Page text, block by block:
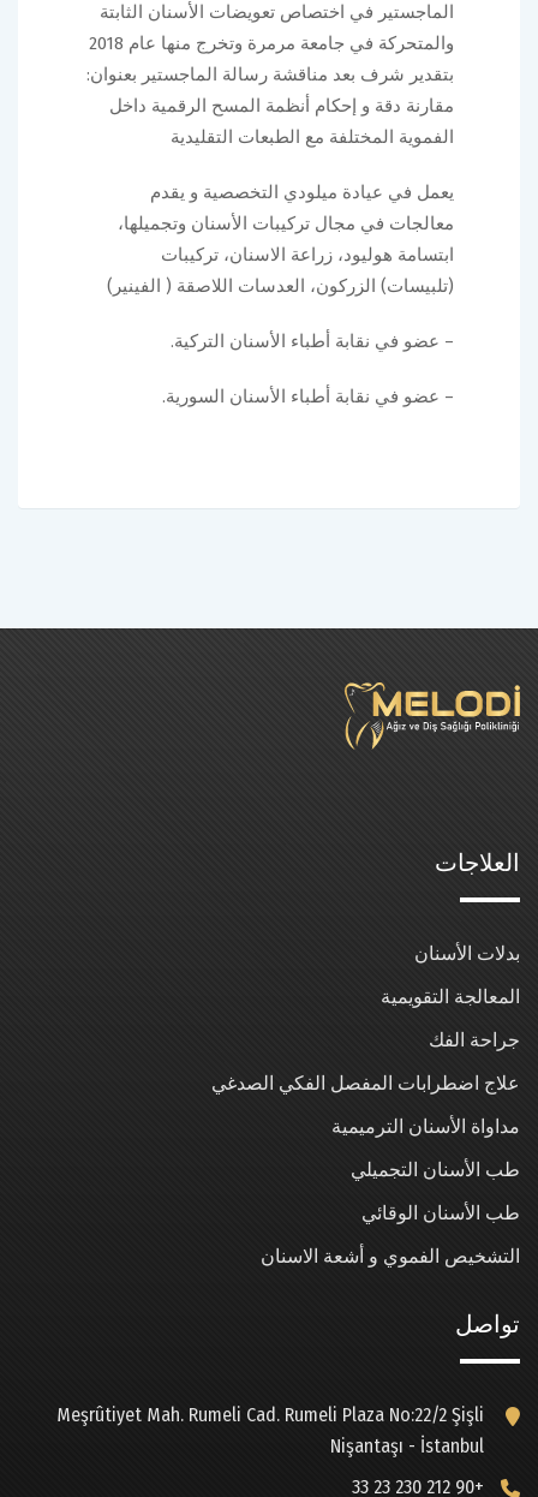
الماجستير في اختصاص تعويضات الأسنان الثابتة
والمتحركة في جامعة مرمرة وتخرج منها عام 2018
بتقدير شرف بعد مناقشة رسالة الماجستير بعنوان:
مقارنة دقة و إحكام أنظمة المسح الرقمية داخل
الفموية المختلفة مع الطبعات التقليدية
يعمل في عيادة ميلودي التخصصية و يقدم
معالجات في مجال تركيبات الأسنان وتجميلها،
ابتسامة هوليود، زراعة الاسنان، تركيبات
(تلبيسات) الزركون، العدسات اللاصقة ( الفينير)
– عضو في نقابة أطباء الأسنان التركية.
– عضو في نقابة أطباء الأسنان السورية.
العلاجات
بدلات الأسنان
المعالجة التقويمية
جراحة الفك
علاج اضطرابات المفصل الفكي الصدغي
مداواة الأسنان الترميمية
طب الأسنان التجميلي
طب الأسنان الوقائي
التشخيص الفموي و أشعة الاسنان
تواصل
Meşrûtiyet Mah. Rumeli Cad. Rumeli Plaza No:22/2 Şişli
Nişantaşı - İstanbul
+90 212 230 23 33